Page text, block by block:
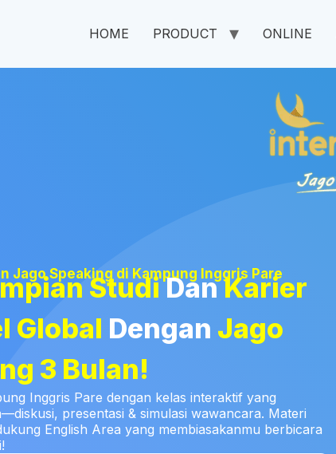
HOME PRODUCT ONLINE
Jago Speaking di Kampung Inggris Pare
StudiDanKarier
Global Dengan Jago
3 Bulan!
Inggris Pare dengan kelas interaktif yang
presentasi & simulasi wawancara. Materi
English Area yang membiasakanmu berbicara